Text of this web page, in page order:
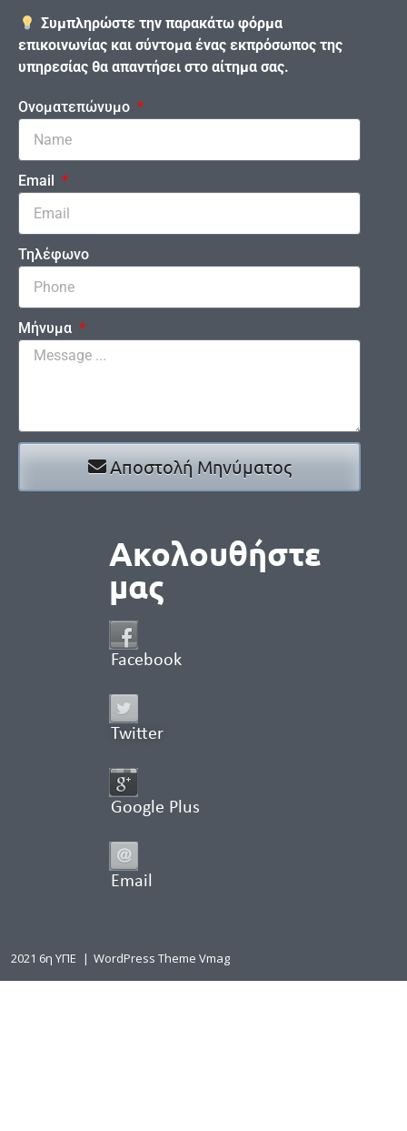
Συμπληρώστε την παρακάτω φόρμα
επικοινωνίας και σύντομα ένας εκπρόσωπος της
υπηρεσίας θα απαντήσει στο αίτημα σας.
Ονοματεπώνυμο
Email
Τηλέφωνο
Μήνυμα
Αποστολή Μηνύματος
Ακολουθήστε
μας
Facebook
Twitter
Google Plus
Email
2021 6η ΥΠΕ | WordPress Theme Vmag